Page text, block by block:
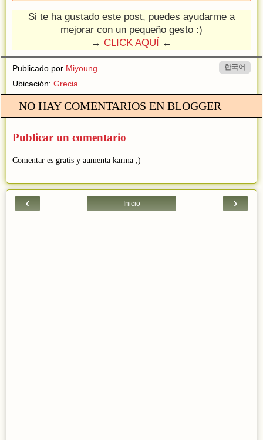
Si te ha gustado este post, puedes ayudarme a
mejorar con un pequeño gesto :)
→ CLICK AQUÍ ←
Publicado por Miyoung 한국어
Ubicación: Grecia
NO HAY COMENTARIOS EN BLOGGER
Publicar un comentario
Comentar es gratis y aumenta karma ;)
‹ ›
Inicio